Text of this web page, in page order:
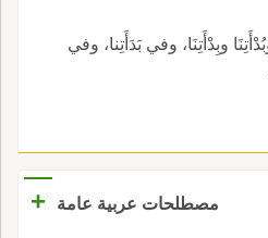
وبِدْأَتِنَا، وفي بَدَأَتِنا، وفي
مصطلحات عربية عامة +